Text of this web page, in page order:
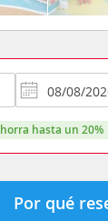
ahorra hasta un 20%
Por qué